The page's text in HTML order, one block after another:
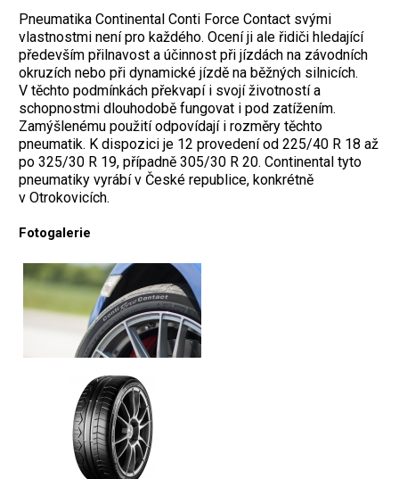
Pneumatika Continental Conti Force Contact svými
vlastnostmi není pro každého. Ocení ji ale řidiči hledající
především přilnavost a účinnost při jízdách na závodních
okruzích nebo při dynamické jízdě na běžných silnicích.
V těchto podmínkách překvapí i svojí životností a
schopnostmi dlouhodobě fungovat i pod zatížením.
Zamýšlenému použití odpovídají i rozměry těchto
pneumatik. K dispozici je 12 provedení od 225/40 R 18 až
po 325/30 R 19, případně 305/30 R 20. Continental tyto
pneumatiky vyrábí v České republice, konkrétně
v Otrokovicích.
Fotogalerie